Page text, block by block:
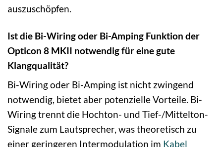
auszuschöpfen.
Ist die Bi-Wiring oder Bi-Amping Funktion der
Opticon 8 MKII notwendig für eine gute
Klangqualität?
Bi-Wiring oder Bi-Amping ist nicht zwingend
notwendig, bietet aber potenzielle Vorteile. Bi-
Wiring trennt die Hochton- und Tief-/Mittelton-
Signale zum Lautsprecher, was theoretisch zu
einer geringeren Intermodulation im Kabel